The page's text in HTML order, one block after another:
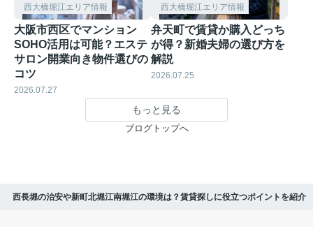
西大橋堀江エリア情報
大阪市西区でマンション
SOHO活用は可能？エステ
サロン開業向き物件選びの
コツ
2026.07.27
西大橋堀江エリア情報
弁天町で賃貸か購入どっち
が得？新婚夫婦の選び方を
解説
2026.07.25
もっと見る
ブログトップへ
西長堀の治安や新町北堀江南堀江の環境は？賃貸探しに役立つポイントを紹介